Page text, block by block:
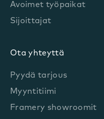
Avoimet työpaikat
Sijoittajat
Ota yhteyttä
Pyydä tarjous
Myyntitiimi
Framery showroomit